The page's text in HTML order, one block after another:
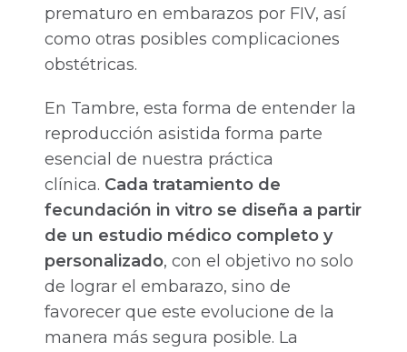
prematuro en embarazos por FIV, así
como otras posibles complicaciones
obstétricas.
En Tambre, esta forma de entender la
reproducción asistida forma parte
esencial de nuestra práctica
clínica. Cada tratamiento de
fecundación in vitro se diseña a partir
de un estudio médico completo y
personalizado, con el objetivo no solo
de lograr el embarazo, sino de
favorecer que este evolucione de la
manera más segura posible. La